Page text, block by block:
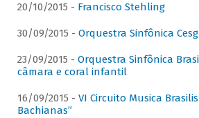
20/10/2015 - Francisco Stehling
30/09/2015 - Orquestra Sinfônica
23/09/2015 - Orquestra Sinfônica
câmara e coral infantil
16/09/2015 - VI Circuito Musica
Bachianas”